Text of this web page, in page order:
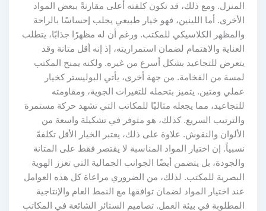
المنزل. ومع ذلك، قد تكون كلفته أعلى مقارنةً ببعض المواد
الأخرى. أما اللينين، فهو خيار طبيعي يجلب إحساسًا بالراحة
والمظهر الكلاسيكي للمكتب. ورغم أن له مظهرًا جذابًا، يتطلب
العناية والاهتمام لضمان استمراريته، إذ إنه أقل متانة وقد
يتعرض للتجاعيد بشكل أسرع من غيره. ولكنه يمنح المكتب
لمسة من الفخامة. من جهة أخرى، يأتي البوليستر كخيار
عملي ومتين. يتميز بتحمله للتغيرات الجوية، ومقاومته
للتجاعيد، مما يجعله مثاليًا للمكاتب التي تشهد حركة مستمرة
والترتيب السريع. كذلك، هو متوفر في تشكيلة واسعة من
الألوان والنقوش. علاوة على ذلك، يعتبر الخيار الأقل تكلفةً
نسبياً. إن اختيار المواد المناسبة لا يقتصر فقط على المتانة
والجودة، بل يتضمن أيضًا الجوانب الجمالية التي تعزز الهوية
البصرية للمكتب. لذلك، من الضروري مراعاة كل هذه العوامل
عند اختيار المواد لضمان توافقها مع النمط العام والإنتاجية
المطلوبة في بيئة العمل. تصاميم الستائر الشائعة في المكاتب